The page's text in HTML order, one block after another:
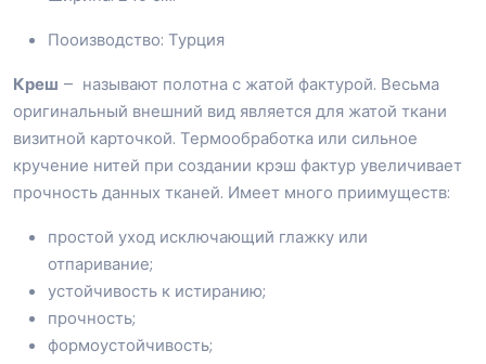
Пооизводство: Турция
Креш – называют полотна с жатой фактурой. Весьма
оригинальный внешний вид является для жатой ткани
визитной карточкой. Термообработка или сильное
кручение нитей при создании крэш фактур увеличивает
прочность данных тканей. Имеет много приимуществ:
простой уход исключающий глажку или
отпаривание;
устойчивость к истиранию;
прочность;
формоустойчивость;